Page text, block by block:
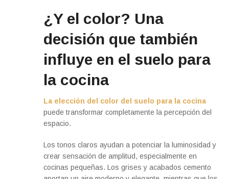
¿Y el color? Una
decisión que también
influye en el suelo para
la cocina
La elección del color del suelo para la cocina
puede transformar completamente la percepción del
espacio.
Los tonos claros ayudan a potenciar la luminosidad y
crear sensación de amplitud, especialmente en
cocinas pequeñas. Los grises y acabados cemento